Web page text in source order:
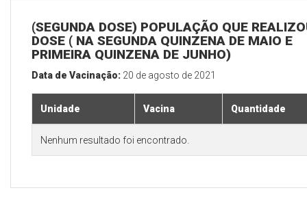
(SEGUNDA DOSE) POPULAÇÃO QUE
DOSE ( NA SEGUNDA QUINZENA DE MAIO E
PRIMEIRA QUINZENA DE JUNHO)
Data de Vacinação: 20 de agosto de 2021
Unidade Vacina Quantidade
Nenhum resultado foi encontrado.